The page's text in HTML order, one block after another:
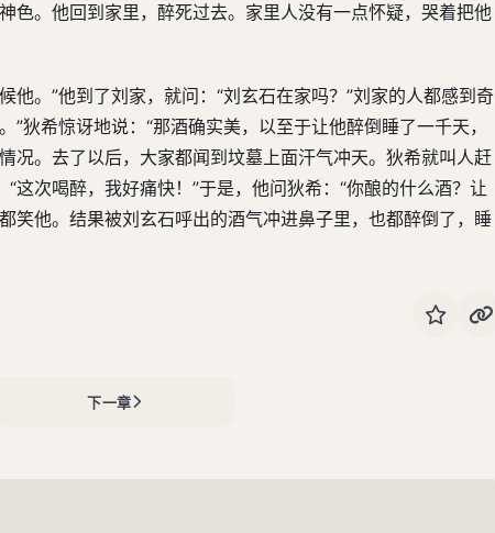
色。他回到家里，醉死过去。家里人没有一点怀疑，哭着把他
。”他到了刘家，就问：“刘玄石在家吗？”刘家的人都感到奇
狄希惊讶地说：“那酒确实美，以至于让他醉倒睡了一千天，
况。去了以后，大家都闻到坟墓上面汗气冲天。狄希就叫人赶
次喝醉，我好痛快！”于是，他问狄希：“你酿的什么酒？让
笑他。结果被刘玄石呼出的酒气冲进鼻子里，也都醉倒了，睡
下一章